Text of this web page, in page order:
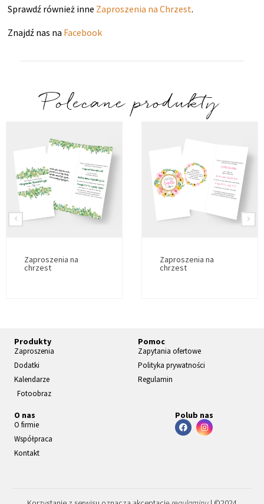
Sprawdź również inne Zaproszenia na Chrzest.
Znajdź nas na Facebook
Polecane produkty
Zaproszenia na
chrzest
Zaproszenia na
chrzest
Produkty
Zaproszenia
Dodatki
Kalendarze
Fotoobraz
Pomoc
Zapytania ofertowe
Polityka prywatności
Regulamin
O nas
O firmie
Współpraca
Kontakt
Polub nas